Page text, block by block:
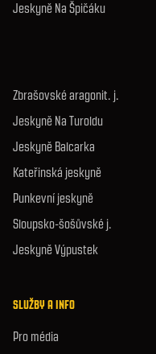
Jeskyně Na Špičáku
Zbrašovské aragonit. j.
Jeskyně Na Turoldu
Jeskyně Balcarka
Kateřinská jeskyně
Punkevní jeskyně
Sloupsko-šošůvské j.
Jeskyně Výpustek
SLUŽBY A INFO
Pro média